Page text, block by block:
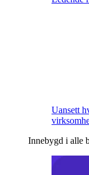
Uansett
Innebygd i alle